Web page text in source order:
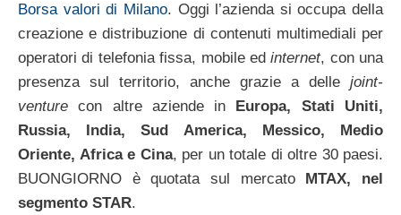
Borsa valori di Milano. Oggi l’azienda si occupa della
creazione e distribuzione di contenuti multimediali per
operatori di telefonia fissa, mobile edinternet, con una
presenza sul territorio, anche grazie a delle joint-
venture con altre aziende in Europa, Stati Uniti,
Russia, India, Sud America, Messico, Medio
Oriente, Africa e Cina, per un totale di oltre 30 paesi.
BUONGIORNO è quotata sul mercato MTAX, nel
segmento STAR.